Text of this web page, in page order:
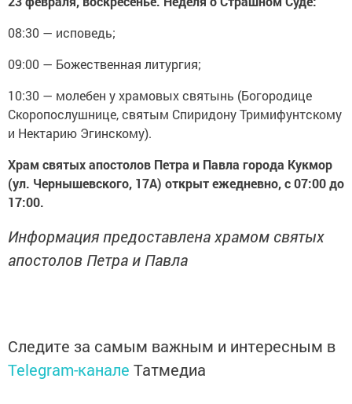
08:30 — исповедь;
09:00 — Божественная литургия;
10:30 — молебен у храмовых святынь (Богородице
Скоропослушнице, святым Спиридону Тримифунтскому
и Нектарию Эгинскому).
Храм святых апостолов Петра и Павла города Кукмор
(ул. Чернышевского, 17А) открыт ежедневно, с 07:00 до
17:00.
Информация предоставлена храмом святых
апостолов Петра и Павла
Следите за самым важным и интересным в
Telegram-канале Татмедиа